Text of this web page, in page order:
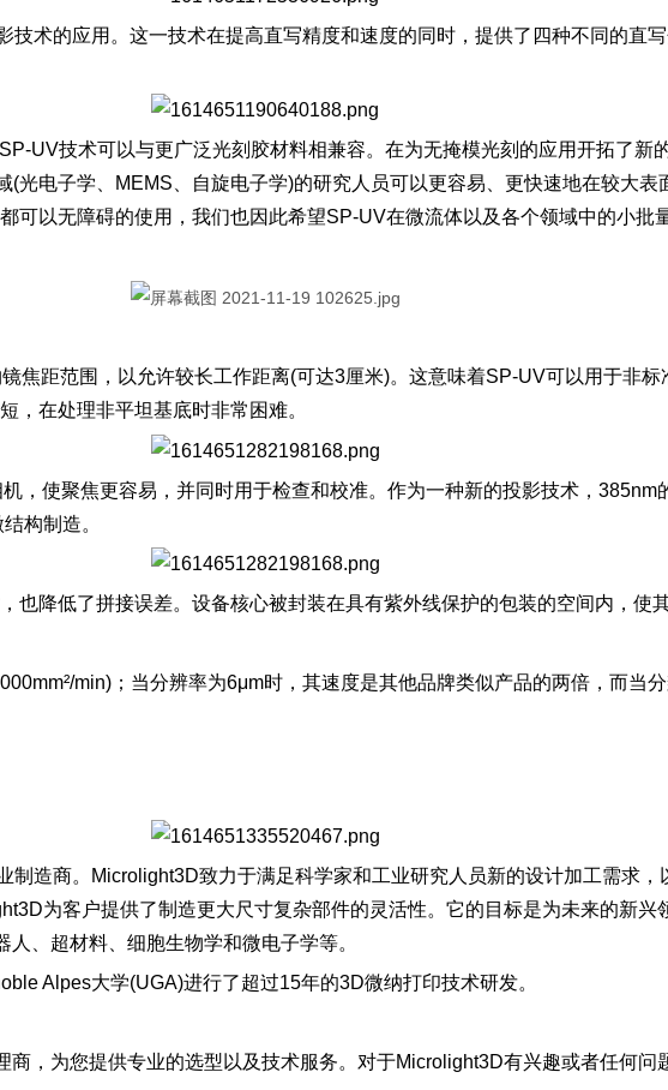
术的应用。这一技术在提高直写精度和速度的同时，提供了四种不同的直
UV技术可以与更广泛光刻胶材料相兼容。在为无掩模光刻的应用开拓了新
光电子学、MEMS、自旋电子学)的研究人员可以更容易、更快速地在较大表
可以无障碍的使用，我们也因此希望SP-UV在微流体以及各个领域中的小批
焦距范围，以允许较长工作距离(可达3厘米)。这意味着SP-UV可以用于非
，在处理非平坦基底时非常困难。
，使聚焦更容易，并同时用于检查和校准。作为一种新的投影技术，
构制造。
也降低了拼接误差。设备核心被封装在具有紫外线保护的包装的空间内，使
min)；当分辨率为6μm时，其速度是其他品牌类似产品的两倍，而当
制造商。Microlight3D致力于满足科学家和工业研究人员新的设计加工需求
为客户提供了制造更大尺寸复杂部件的灵活性。它的目标是为未来的新兴
、超材料、细胞生物学和微电子学等。
Alpes大学(UGA)进行了超过15年的3D微纳打印技术研发。
商，为您提供专业的选型以及技术服务。对于Microlight3D有兴趣或者任何